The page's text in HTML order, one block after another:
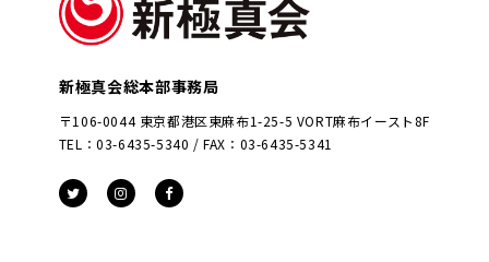
新極真会総本部事務局
〒106-0044 東京都港区東麻布1-25-5 VORT麻布イースト8F
TEL：03-6435-5340 / FAX：03-6435-5341